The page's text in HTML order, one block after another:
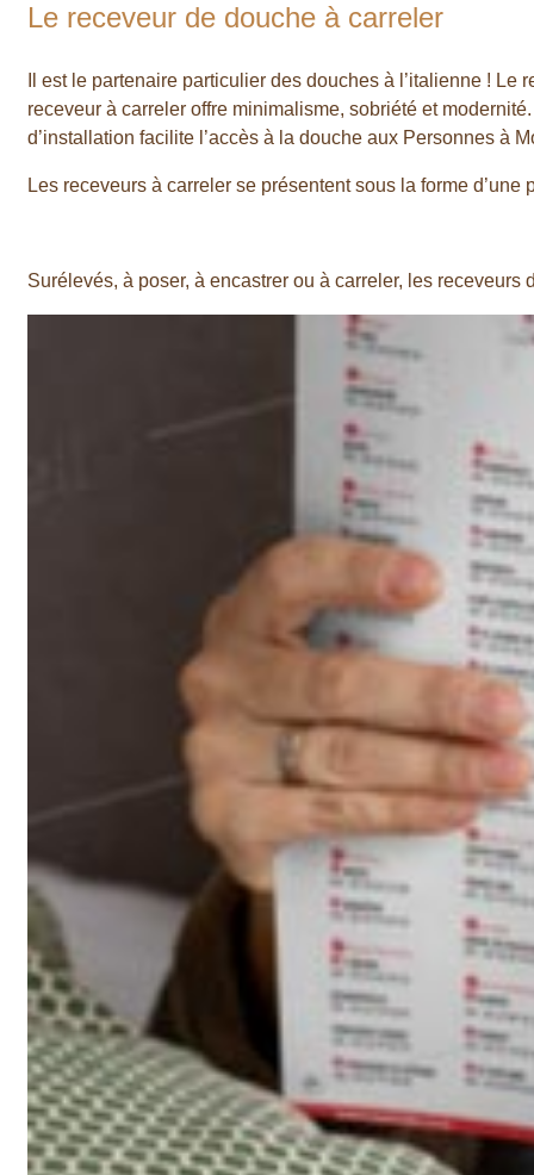
Le receveur de douche à carreler
Il est le partenaire particulier des douches à l’italienne !
receveur à carreler offre minimalisme, sobriété et
d’installation facilite l’accès à la douche aux Personnes à
Les receveurs à carreler se présentent sous la forme
Surélevés, à poser, à encastrer ou à carreler, les